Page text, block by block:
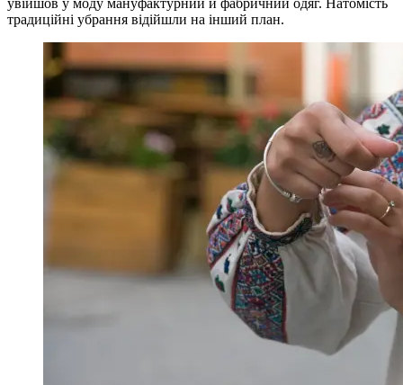
традиційні убрання відійшли на інший план.